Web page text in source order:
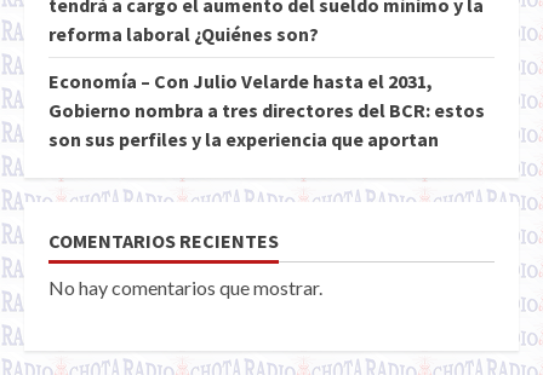
tendrá a cargo el aumento del sueldo mínimo y la
reforma laboral ¿Quiénes son?
Economía – Con Julio Velarde hasta el 2031,
Gobierno nombra a tres directores del BCR: estos
son sus perfiles y la experiencia que aportan
COMENTARIOS RECIENTES
No hay comentarios que mostrar.